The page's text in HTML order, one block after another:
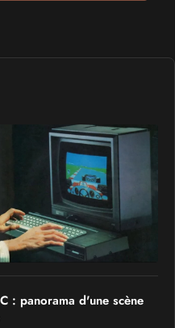
2026- à Romorantin-
septembre 2026- à Bressuire
septembre 2026- à Saint-
: panorama d'une scène